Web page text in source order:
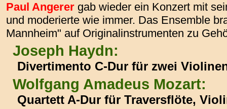
Paul Angerer gab wieder ein Konzert mit
und moderierte wie immer. Das Ensemble
Mannheim" auf Originalinstrumenten zu
Joseph Haydn:
Divertimento C-Dur für zwei
Wolfgang Amadeus Mozart:
Quartett A-Dur für Traversflöte,